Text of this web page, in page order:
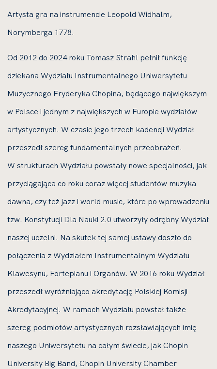
Artysta gra na instrumencie Leopold Widhalm,
Norymberga 1778.
Od 2012 do 2024 roku Tomasz Strahl pełnił funkcję
dziekana Wydziału Instrumentalnego Uniwersytetu
Muzycznego Fryderyka Chopina, będącego największym
w Polsce i jednym z największych w Europie wydziałów
artystycznych. W czasie jego trzech kadencji Wydział
przeszedł szereg fundamentalnych przeobrażeń.
W strukturach Wydziału powstały nowe specjalności, jak
przyciągająca co roku coraz więcej studentów muzyka
dawna, czy też jazz i world music, które po wprowadzeniu
tzw. Konstytucji Dla Nauki 2.0 utworzyły odrębny Wydział
naszej uczelni. Na skutek tej samej ustawy doszło do
połączenia z Wydziałem Instrumentalnym Wydziału
Klawesynu, Fortepianu i Organów. W 2016 roku Wydział
przeszedł wyróżniająco akredytację Polskiej Komisji
Akredytacyjnej. W ramach Wydziału powstał także
szereg podmiotów artystycznych rozsławiających imię
naszego Uniwersytetu na całym świecie, jak Chopin
University Big Band, Chopin University Chamber